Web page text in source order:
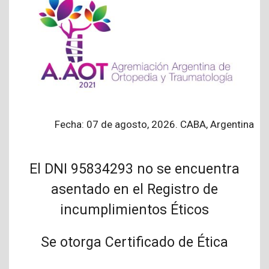
Fecha: 07 de agosto, 2026. CABA, Argentina
El DNI 95834293 no se encuentra
asentado en el Registro de
incumplimientos Éticos
Se otorga Certificado de Ética